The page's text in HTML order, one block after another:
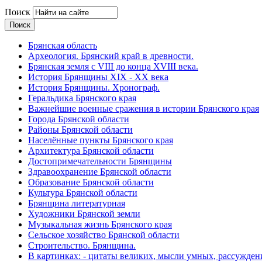
Поиск
Брянская область
Археология. Брянский край в древности.
Брянская земля с VIII до конца XVIII века.
История Брянщины XIX - XX века
История Брянщины. Хронограф.
Геральдика Брянского края
Важнейшие военные сражения в истории Брянского края
Города Брянской области
Районы Брянской области
Населённые пункты Брянского края
Архитектура Брянской области
Достопримечательности Брянщины
Здравоохранение Брянской области
Образование Брянской области
Культура Брянской области
Брянщина литературная
Художники Брянской земли
Музыкальная жизнь Брянского края
Сельское хозяйство Брянской области
Строительство. Брянщина.
В картинках: - цитаты великих, мысли умных,